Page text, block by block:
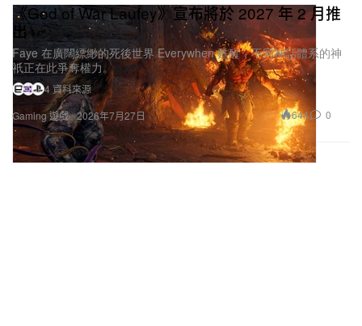
Gaming 遊戲
《God of War Laufey》宣布將於 2027 年 2 月推
出
Faye 在廣闊縹緲的死後世界 Everywhen 甦醒，不同神話體系的神
祇正在此爭奪權力。
4 資料來源
2026年7月27日
644 0